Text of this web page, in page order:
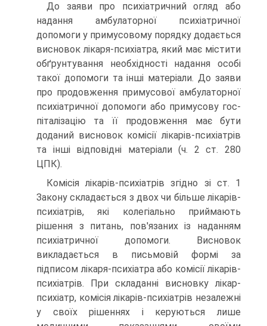
До заяви про психіатричний огляд або
надання амбулаторної пси­хіатричної
допомоги у примусовому порядку додається
висновок лікаря-психіатра, який має містити
обґрунтування необхідності надан­ня особі
такої допомоги та інші матеріали. До заяви
про продовження примусової амбулаторної
психіатричної допомоги або примусову гос­
піталізацію та її продовження має бути
доданий висновок комісії лікарів-психіатрів
та інші відповідні матеріали (ч. 2 ст. 280
ЦПК).
Комісія лікарів-психіатрів згідно зі ст. 1
Закону складається з двох чи більше лікарів-
психіатрів, які колегіально приймають
рішення з питань, пов'язаних із наданням
психіатричної допомоги. Висновок
викладається в письмовій формі за
підписом лікаря-психіатра або ко­місії лікарів-
психіатрів. При складанні висновку лікар-
психіатр, комі­сія лікарів-психіатрів незалежні
у своїх рішеннях і керуються лише